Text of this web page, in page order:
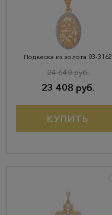
Подвеска из золота 03-3162
23 408 руб.
24 640 руб.
КУПИТЬ